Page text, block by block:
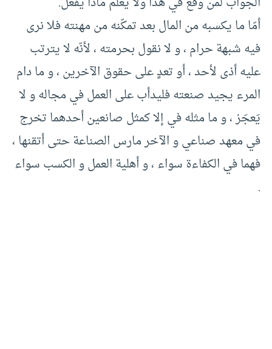
أمّا ما يكسبه من المال بعد تمكّنه من مهنته فلا نرى
فيه شبهة حرام ، و لا نقول بحرمته ، لأنّه لا يترتب
عليه أذى لأحد ، أو تعدٍ على حقوق الآخرين ، و ما دام
المرء يجيد صنعته فليدأب على العمل في مجاله و لا
يَعجَز ، و ما مثله في إلا كمثل صانعين أحدهما تخرج
في معهد صناعي و الآخر مارس الصناعة حتى أتقنها ،
فهما في الكفاءة سواء ، و أهلية العمل و الكسب سواء
.